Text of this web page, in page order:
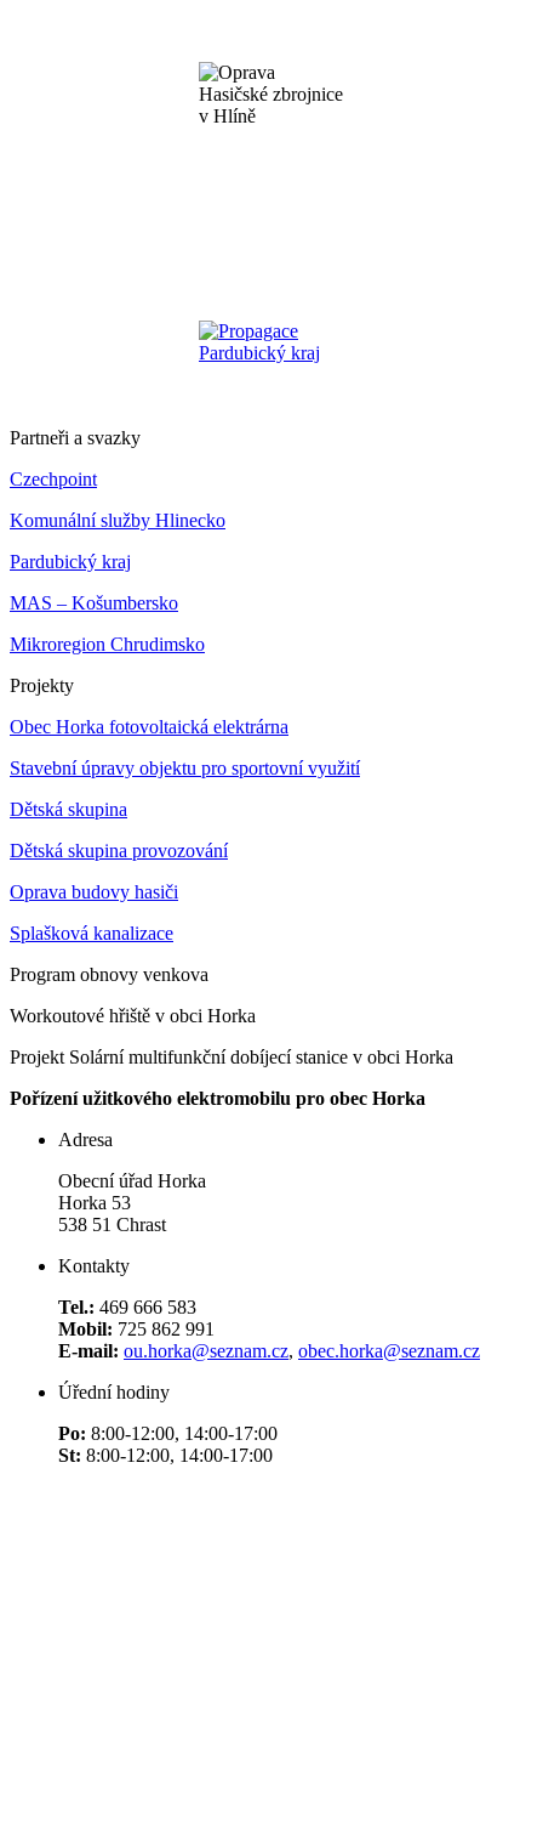
Partneři a svazky
Czechpoint
Komunální služby Hlinecko
Pardubický kraj
MAS – Košumbersko
Mikroregion Chrudimsko
Projekty
Obec Horka fotovoltaická elektrárna
Stavební úpravy objektu pro sportovní využití
Dětská skupina
Dětská skupina provozování
Oprava budovy hasiči
Splašková kanalizace
Program obnovy venkova
Workoutové hřiště v obci Horka
Projekt Solární multifunkční dobíjecí stanice v obci Horka
Pořízení užitkového elektromobilu pro obec Horka
Adresa
Obecní úřad Horka
Horka 53
538 51 Chrast
Kontakty
Tel.: 469 666 583
Mobil: 725 862 991
E-mail: ou.horka@seznam.cz, obec.horka@seznam.cz
Úřední hodiny
Po: 8:00-12:00, 14:00-17:00
St: 8:00-12:00, 14:00-17:00